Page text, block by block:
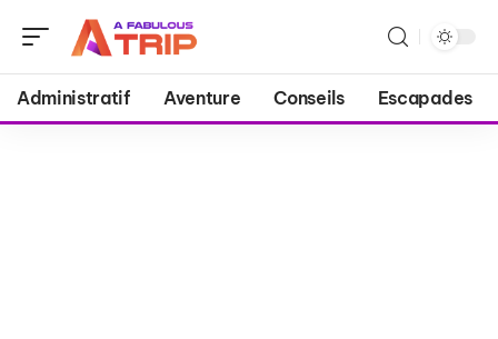
Administratif Aventure Conseils Escapades